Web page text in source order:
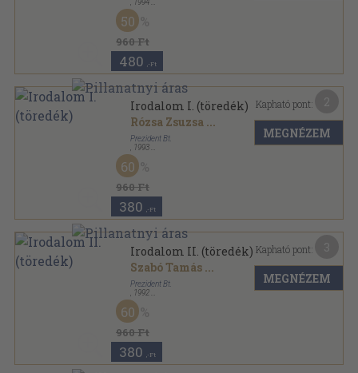
1994
Ragasztott papírkötés
Ék sorozat sorozat
960 Ft
50
480 ,-Ft
Irodalom I. (töredék)
Rózsa Zsuzsa ...
Prezident Bt.
1993
Ragasztott papírkötés
Ék sorozat sorozat
960 Ft
60
380 ,-Ft
Kapható pont:
MEGNÉZEM
Irodalom II. (töredék)
Szabó Tamás ...
Prezident Bt.
1992
Ragasztott papírkötés
Ék sorozat sorozat
960 Ft
60
380 ,-Ft
Kapható pont:
MEGNÉZEM